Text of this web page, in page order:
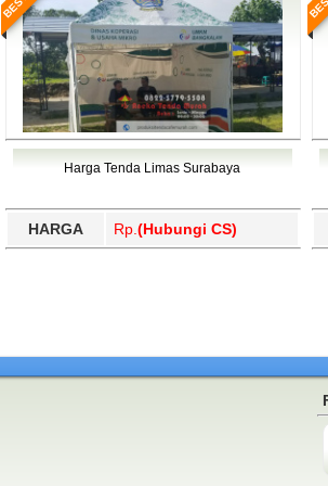
Harga Tenda Limas Surabaya
HARGA Rp. (Hubungi CS)